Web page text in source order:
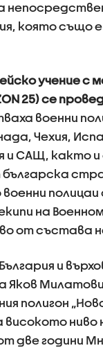
която също
учение
25) се
военни
Чехия,
и САЩ, както
българска
на
от състава
и
Яков
полигон
ниво
две години